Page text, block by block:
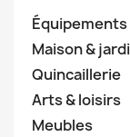
Maison &
Quincaillerie
Arts & loisirs
Meubles